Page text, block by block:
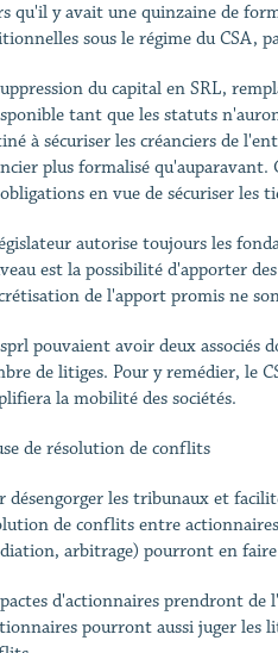
qu'il y avait une quinzaine de
sous le régime du CSA,
du capital en SRL,
tant que les statuts
à sécuriser les créanciers de
plus formalisé qu'auparavant.
en vue de sécuriser
autorise toujours les
est la possibilité d'apporter
de l'apport promis ne
pouvaient avoir deux associés
de litiges. Pour y remédier, le
la mobilité des sociétés.
de résolution de conflits
désengorger les tribunaux et
de conflits entre
arbitrage) pourront en
d'actionnaires prendront de
pourront aussi juger les